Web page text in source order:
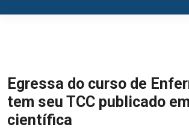
Egressa do curso de
tem seu TCC publicado
científica